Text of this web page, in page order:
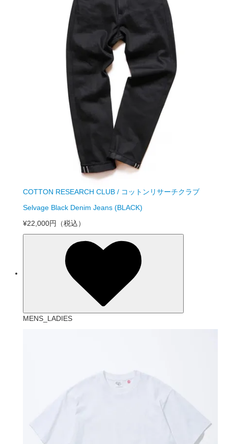
COTTON RESEARCH CLUB / コットンリサーチクラブ
Selvage Black Denim Jeans (BLACK)
¥22,000円
（税込）
MENS_LADIES